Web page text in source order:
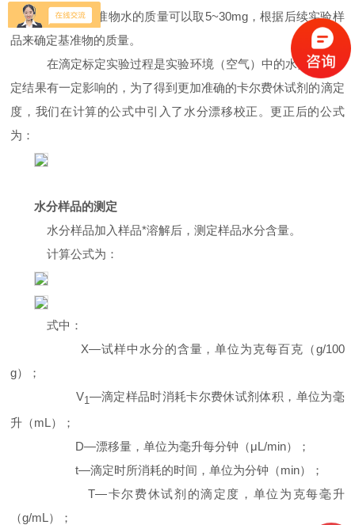
标定中基准物水的质量可以取 5~30mg，根据后续实验样
品来确定基准物的质量。
在滴定标定实验过程是实验环境（空气）中的水分是对标
定结果有一定影响的，为了得到更加准确的卡尔费休试剂的滴定
度，我们在计算的公式中引入了水分漂移校正。更正后的公式
为：
水分样品的测定
水分样品加入样品*溶解后，测定样品水分含量。
计算公式为：
式中：
X—试样中水分的含量，单位为克每百克（g/100
g）；
V1—滴定样品时消耗卡尔费休试剂体积，单位为毫
升（mL）；
D—漂移量，单位为毫升每分钟（μL/min）；
t—滴定时所消耗的时间，单位为分钟（min）；
T—卡尔费休试剂的滴定度，单位为克每毫升
（g/mL）；